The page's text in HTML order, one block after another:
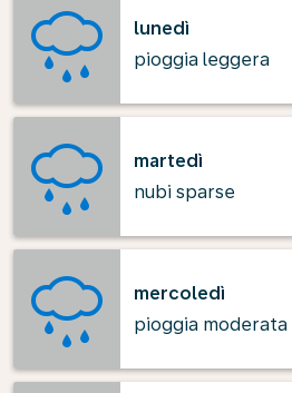
lunedì
pioggia leggera
martedì
nubi sparse
mercoledì
pioggia moderata